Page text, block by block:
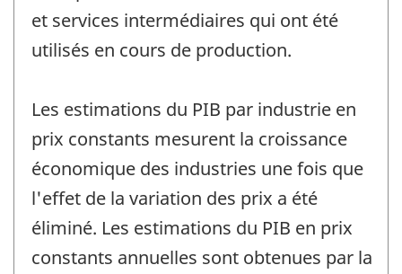
et services intermédiaires qui ont été
utilisés en cours de production.
Les estimations du PIB par industrie en
prix constants mesurent la croissance
économique des industries une fois que
l'effet de la variation des prix a été
éliminé. Les estimations du PIB en prix
constants annuelles sont obtenues par la